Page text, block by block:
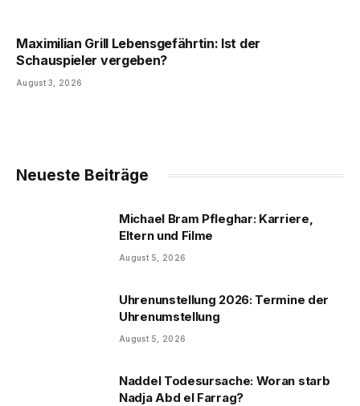
Maximilian Grill Lebensgefährtin: Ist der
Schauspieler vergeben?
August 3, 2026
Neueste Beiträge
Michael Bram Pfleghar: Karriere,
Eltern und Filme
August 5, 2026
Uhrenunstellung 2026: Termine der
Uhrenumstellung
August 5, 2026
Naddel Todesursache: Woran starb
Nadja Abd el Farrag?